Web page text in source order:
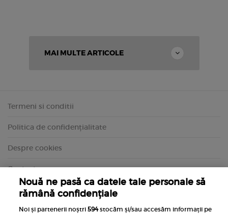
MAI MULTE ARTICOLE
Termeni si conditii
Politica de confidențialitate
Despre cookies
Contact
Nouă ne pasă ca datele tale personale să
rămână confidențiale
Noi și partenerii noștri594stocăm și/sau accesăm informații pe